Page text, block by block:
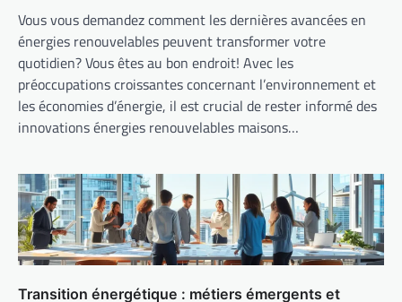
Vous vous demandez comment les dernières avancées en
énergies renouvelables peuvent transformer votre
quotidien? Vous êtes au bon endroit! Avec les
préoccupations croissantes concernant l’environnement et
les économies d’énergie, il est crucial de rester informé des
innovations énergies renouvelables maisons…
Transition énergétique : métiers émergents et